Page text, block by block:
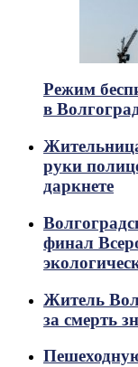
Режим
в
руки
даркнете
финал
Житель
за смерть